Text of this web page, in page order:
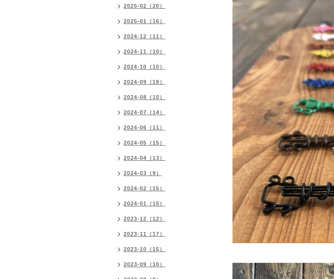
2025-02（20）
2025-01（16）
2024-12（11）
2024-11（10）
2024-10（10）
2024-09（19）
2024-08（10）
2024-07（14）
2024-06（11）
2024-05（15）
2024-04（13）
2024-03（9）
2024-02（15）
2024-01（15）
2023-12（12）
2023-11（17）
2023-10（15）
2023-09（10）